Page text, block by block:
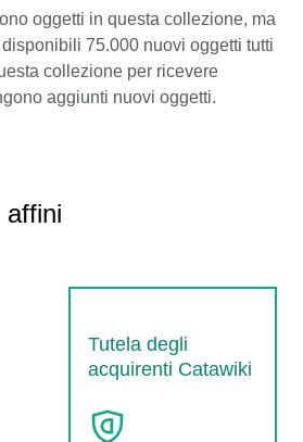
oggetti in questa collezione, ma
75.000 nuovi oggetti tutti
collezione per ricevere
aggiunti nuovi oggetti.
affini
Tutela degli
acquirenti Catawiki